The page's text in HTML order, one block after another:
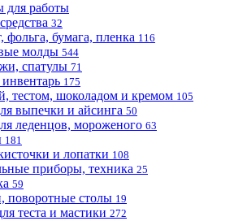
для работы
32
фольга, бумага, пленка 116
молды 544
спатулы 71
175
тестом, шоколадом и кремом 105
выпечки и айсинга 50
леденцов, мороженого 63
181
и лопатки 108
приборы, техника 25
59
поворотные столы 19
теста и мастики 272